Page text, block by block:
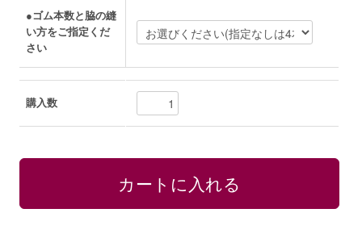
●ゴム本数と脇の縫
い方をご指定くだ
さい
購入数